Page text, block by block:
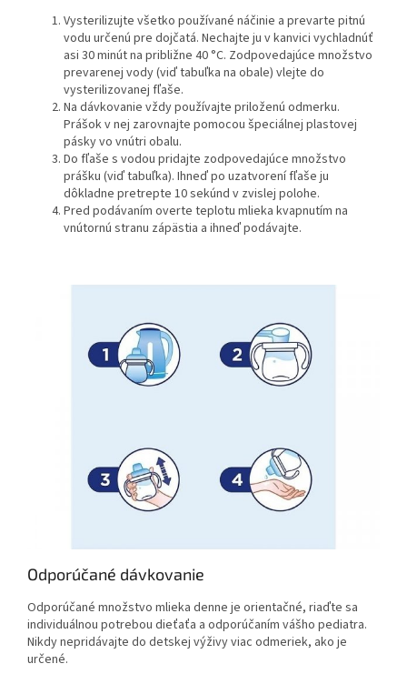
Vysterilizujte všetko používané náčinie a prevarte pitnú
vodu určenú pre dojčatá. Nechajte ju v kanvici vychladnúť
asi 30 minút na približne 40 °C. Zodpovedajúce množstvo
prevarenej vody (viď tabuľka na obale) vlejte do
vysterilizovanej fľaše.
Na dávkovanie vždy používajte priloženú odmerku.
Prášok v nej zarovnajte pomocou špeciálnej plastovej
pásky vo vnútri obalu.
Do fľaše s vodou pridajte zodpovedajúce množstvo
prášku (viď tabuľka). Ihneď po uzatvorení fľaše ju
dôkladne pretrepte 10 sekúnd v zvislej polohe.
Pred podávaním overte teplotu mlieka kvapnutím na
vnútornú stranu zápästia a ihneď podávajte.
Odporúčané dávkovanie
Odporúčané množstvo mlieka denne je orientačné, riaďte sa
individuálnou potrebou dieťaťa a odporúčaním vášho pediatra.
Nikdy nepridávajte do detskej výživy viac odmeriek, ako je
určené.